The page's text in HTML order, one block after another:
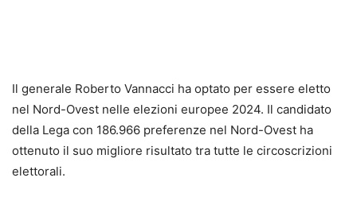
Il generale Roberto Vannacci ha optato per essere eletto
nel Nord-Ovest nelle elezioni europee 2024. Il candidato
della Lega con 186.966 preferenze nel Nord-Ovest ha
ottenuto il suo migliore risultato tra tutte le circoscrizioni
elettorali.